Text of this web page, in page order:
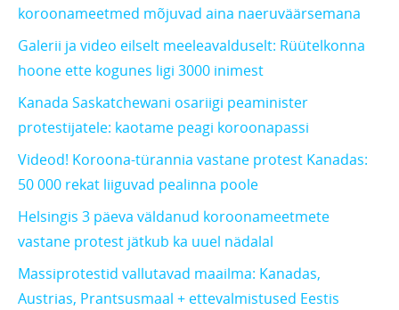
koroonameetmed mõjuvad aina naeruväärsemana
Galerii ja video eilselt meeleavalduselt: Rüütelkonna
hoone ette kogunes ligi 3000 inimest
Kanada Saskatchewani osariigi peaminister
protestijatele: kaotame peagi koroonapassi
Videod! Koroona-türannia vastane protest Kanadas:
50 000 rekat liiguvad pealinna poole
Helsingis 3 päeva väldanud koroonameetmete
vastane protest jätkub ka uuel nädalal
Massiprotestid vallutavad maailma: Kanadas,
Austrias, Prantsusmaal + ettevalmistused Eestis